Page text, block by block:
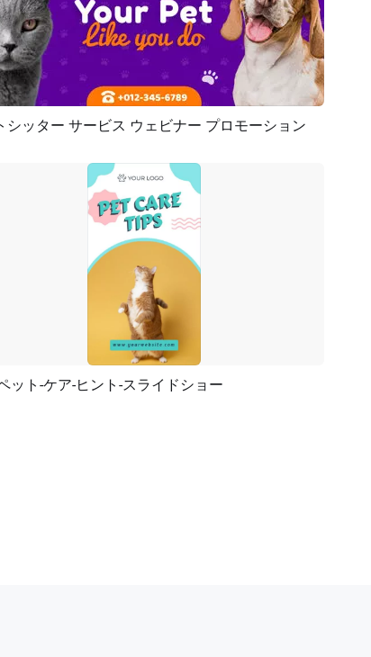
プレビュー AI再生成
シッター サービス ウェビナー プロモーション
プレビュー AI再生成
ット-ケア-ヒント-スライドショー